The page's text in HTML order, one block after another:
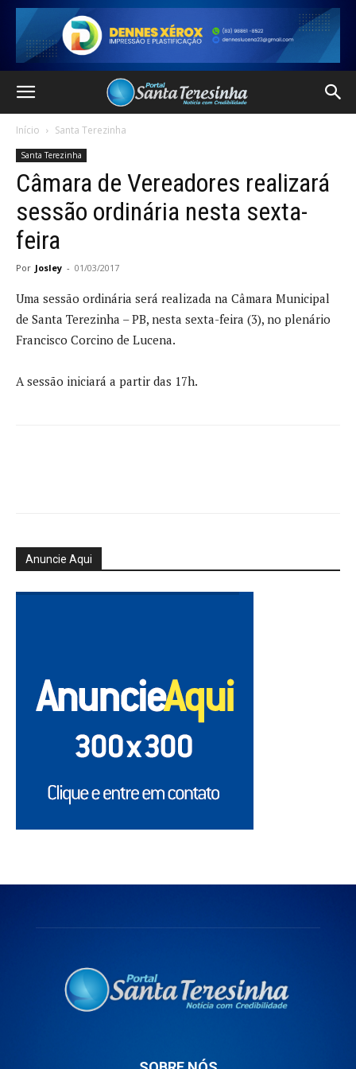
Início Santa Terezinha
Santa Terezinha
Câmara de Vereadores realizará
sessão ordinária nesta sexta-
feira
Por Josley - 01/03/2017
Uma sessão ordinária será realizada na Câmara Municipal
de Santa Terezinha – PB, nesta sexta-feira (3), no plenário
Francisco Corcino de Lucena.
A sessão iniciará a partir das 17h.
Anuncie Aqui